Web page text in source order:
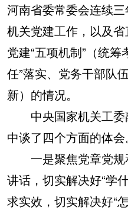
河南省委常委会连续
机关党建工作，以及
党建“五项机制”（统
任”落实、党务干部队
新）的情况。
中央国家机关工委
中谈了四个方面的体会
一是聚焦党章党规
讲话，切实解决好“学
求实效，切实解决好“